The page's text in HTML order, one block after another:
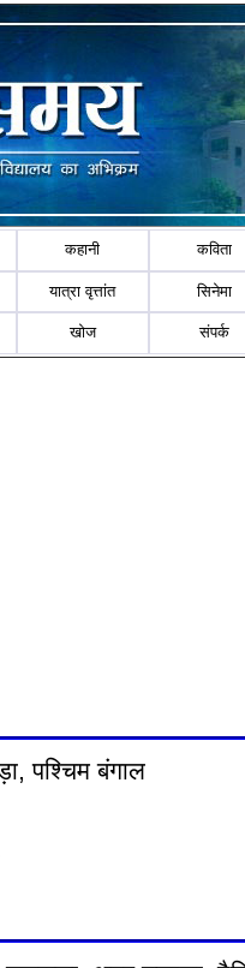
कहानी कविता
यात्रा वृत्तांत सिनेमा
खोज संपर्क
पश्चिम बंगाल